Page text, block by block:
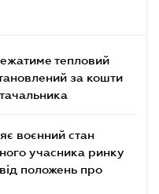
тепловий
за кошти
воєнний стан
учасника ринку
положень про